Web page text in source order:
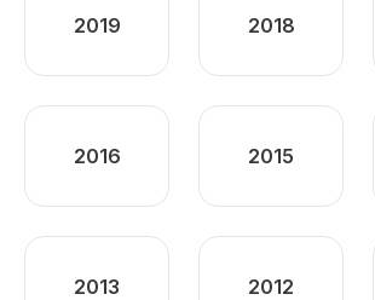
2019 2018
2016 2015
2013 2012